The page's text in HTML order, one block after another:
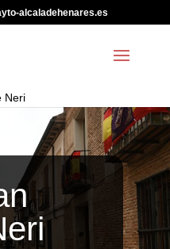
alcaladehenares.es
Neri